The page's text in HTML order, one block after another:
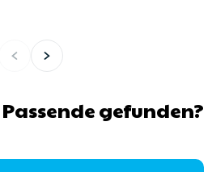
gefunden?